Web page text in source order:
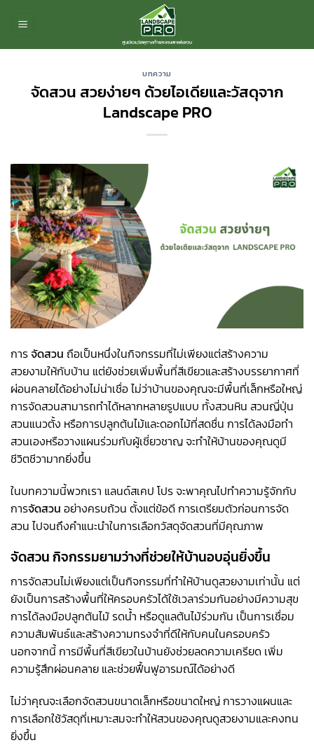
บทความ
จัดสวน สวยง่ายๆ ด้วยไอเดียและวัสดุจาก
Landscape PRO
การจัดสวน ถือเป็นหนึ่งในกิจกรรมที่ไม่เพียงแต่สร้างความ
สวยงามให้กับบ้าน แต่ยังช่วยเพิ่มพื้นที่สีเขียวและสร้างบรรยากาศที่
ผ่อนคลายได้อย่างไม่น่าเชื่อ ไม่ว่าบ้านของคุณจะมีพื้นที่เล็กหรือใหญ่
การจัดสวนสามารถทำได้หลากหลายรูปแบบ ทั้งสวนหิน สวนญี่ปุ่น
สวนแนวตั้ง หรือการปลูกต้นไม้และดอกไม้ที่สดชื่น การได้ลงมือทำ
สวนเองหรือวางแผนร่วมกับผู้เชี่ยวชาญ จะทำให้บ้านของคุณดูมี
ชีวิตชีวามากยิ่งขึ้น
ในบทความนี้พวกเรา แลนด์สเคป โปร จะพาคุณไปทำความรู้จักกับ
การจัดสวน อย่างครบถ้วน ตั้งแต่ข้อดี การเตรียมตัวก่อนการจัด
สวน ไปจนถึงคำแนะนำในการเลือกวัสดุจัดสวนที่มีคุณภาพ
จัดสวน กิจกรรมยามว่างที่ช่วยให้บ้านอบอุ่นยิ่งขึ้น
การจัดสวนไม่เพียงแต่เป็นกิจกรรมที่ทำให้บ้านดูสวยงามเท่านั้น แต่
ยังเป็นการสร้างพื้นที่ให้ครอบครัวได้ใช้เวลาร่วมกันอย่างมีความสุข
การได้ลงมือปลูกต้นไม้ รดน้ำ หรือดูแลต้นไม้ร่วมกัน เป็นการเชื่อม
ความสัมพันธ์และสร้างความทรงจำที่ดีให้กับคนในครอบครัว
นอกจากนี้ การมีพื้นที่สีเขียวในบ้านยังช่วยลดความเครียด เพิ่ม
ความรู้สึกผ่อนคลาย และช่วยฟื้นฟูอารมณ์ได้อย่างดี
ไม่ว่าคุณจะเลือกจัดสวนขนาดเล็กหรือขนาดใหญ่ การวางแผนและ
การเลือกใช้วัสดุที่เหมาะสมจะทำให้สวนของคุณดูสวยงามและคงทน
ยิ่งขึ้น